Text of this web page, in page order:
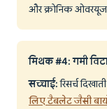
और क्रोनिक
मिथक #4: गमी
सच्चाई:रिसर्च
लिए टैबलेट जैसी